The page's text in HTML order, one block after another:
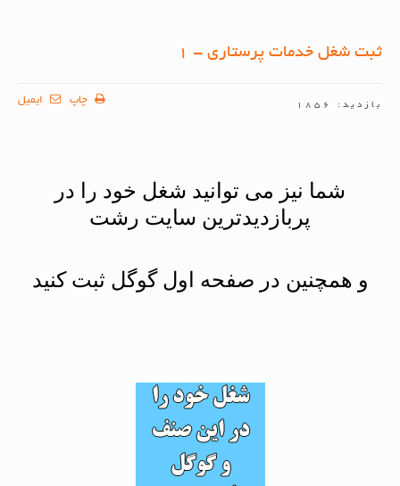
ثبت شغل خدمات پرستاری - 1
ایمیل چاپ بازدید: 1856
شما نیز می توانید شغل خود را در
پربازدیدترین سایت رشت
و همچنین در صفحه اول گوگل ثبت کنید